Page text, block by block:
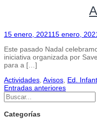
15 enero, 202115 enero,
Este pasado Nadal
iniciativa organizada por
para a […]
Actividades Avisos Ed.
Navegación
de
Entradas anteriores
Buscar:
Categorías